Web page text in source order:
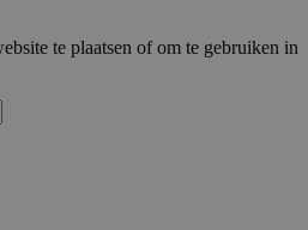
te plaatsen of om te gebruiken in